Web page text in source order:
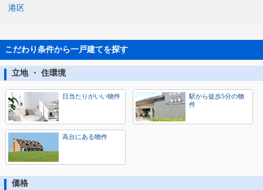
港区
こだわり条件から一戸建てを探す
立地 ・ 住環境
日当たりがいい物件
駅から徒歩5分の物
件
高台にある物件
価格